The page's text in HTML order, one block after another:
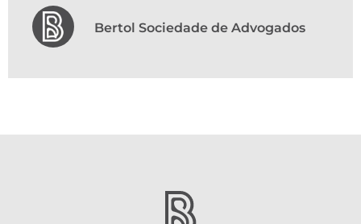
Bertol Sociedade de Advogados